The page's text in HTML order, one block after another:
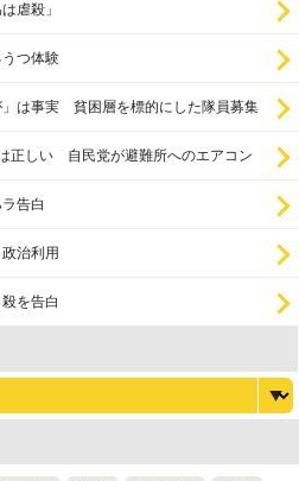
虐殺」
つ体験
」は事実 貧困層を標的にした隊員募集
正しい 自民党が避難所へのエアコン
告白
治利用
を告白